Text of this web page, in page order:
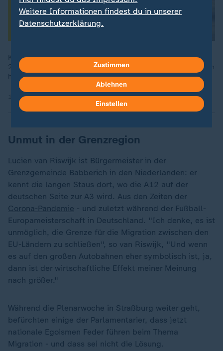
Kaum ein Thema spaltet Europa so sehr wie die Migration.
2015 herrschte Willkommenskultur, seitdem ist die EU zu einem
härteren Umgang mit Geflüchteten umgeschwenkt.
16.05.2024 | 45:19 min
Unmut in der Grenzregion
Lucien van Riswijk ist Bürgermeister in der
Grenzgemeinde Babberich in den Niederlanden: er
kennt die langen Staus dort, wo die A12 auf der
deutschen Seite zur A3 wird. Aus den Zeiten der
Corona-Pandemie - und zuletzt während der Fußball-
Europameisterschaft in Deutschland. "Ich denke, es ist
unmöglich, die Grenze für die Migration zwischen den
EU-Ländern zu schließen", so van Riswijk, "Und wenn
es auf den großen Autobahnen eher symbolisch ist, ja,
dann ist der wirtschaftliche Effekt meiner Meinung
nach größer."
Während die Plenarwoche in Straßburg weiter geht,
befürchten einige der Parlamentarier, dass jetzt
nationale Egoismen Feder führen beim Thema
Migration - und dass sei nicht die Lösung.
Weitere Informationen findest du in unserer
Datenschutzerklärung.
Zustimmen
Ablehnen
Einstellen